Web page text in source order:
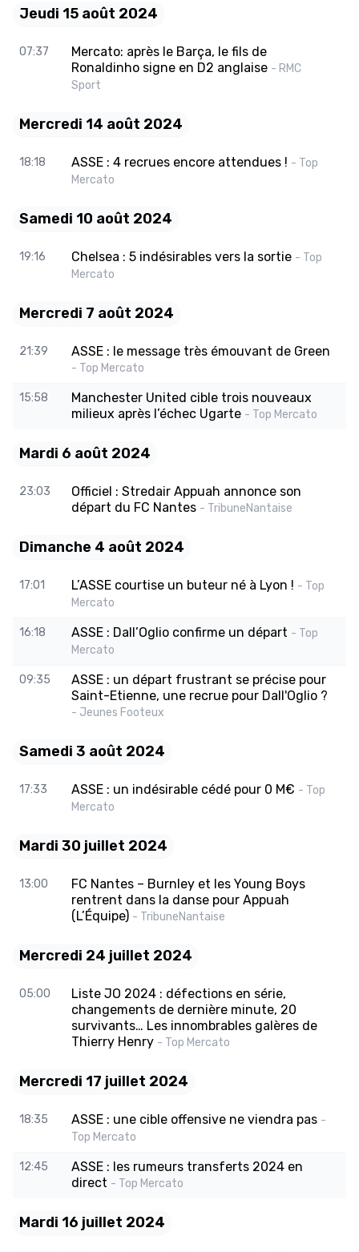
Jeudi 15 août 2024
07:37
Mercato: après le Barça, le fils de
Ronaldinho signe en D2 anglaise - RMC
Sport
Mercredi 14 août 2024
18:18 ASSE : 4 recrues encore attendues ! - Top
Mercato
Samedi 10 août 2024
19:16 Chelsea : 5 indésirables vers la sortie - Top
Mercato
Mercredi 7 août 2024
21:39 ASSE : le message très émouvant de Green
- Top Mercato
15:58
Manchester United cible trois nouveaux
milieux après l’échec Ugarte - Top Mercato
Mardi 6 août 2024
23:03
Officiel : Stredair Appuah annonce son
départ du FC Nantes - TribuneNantaise
Dimanche 4 août 2024
17:01 L’ASSE courtise un buteur né à Lyon ! - Top
Mercato
16:18 ASSE : Dall’Oglio confirme un départ - Top
Mercato
09:35
ASSE : un départ frustrant se précise pour
Saint-Etienne, une recrue pour Dall'Oglio ?
- Jeunes Footeux
Samedi 3 août 2024
17:33 ASSE : un indésirable cédé pour 0 M€ - Top
Mercato
Mardi 30 juillet 2024
13:00
FC Nantes – Burnley et les Young Boys
rentrent dans la danse pour Appuah
(L’Équipe) - TribuneNantaise
Mercredi 24 juillet 2024
05:00
Liste JO 2024 : défections en série,
changements de dernière minute, 20
survivants… Les innombrables galères de
Thierry Henry - Top Mercato
Mercredi 17 juillet 2024
18:35 ASSE : une cible offensive ne viendra pas -
Top Mercato
12:45
ASSE : les rumeurs transferts 2024 en
direct - Top Mercato
Mardi 16 juillet 2024